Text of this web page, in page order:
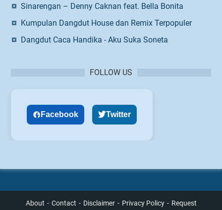
Sinarengan – Denny Caknan feat. Bella Bonita
Kumpulan Dangdut House dan Remix Terpopuler
Dangdut Caca Handika - Aku Suka Soneta
FOLLOW US
Facebook Twitter
About Contact Disclaimer Privacy Policy Request